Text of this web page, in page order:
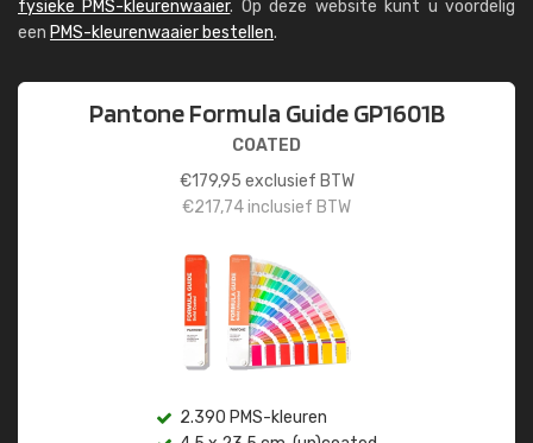
fysieke PMS-kleurenwaaier. Op deze website kunt u voordelig
een PMS-kleurenwaaier bestellen.
Pantone Formula Guide GP1601B
COATED
€179,95 exclusief BTW
€217,74inclusief BTW
2.390 PMS-kleuren